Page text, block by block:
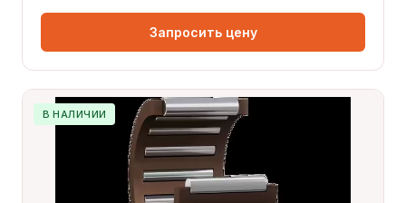
Запросить цену
В НАЛИЧИИ